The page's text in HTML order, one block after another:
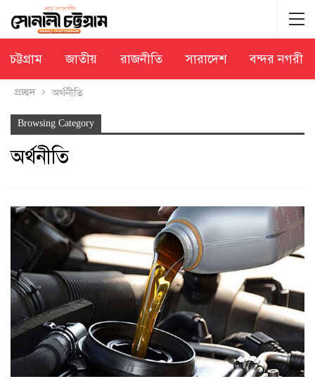
চট্টগ্রাম জাতীয় রাজনীতি সারাদেশ বন্দর নগরী
প্রচ্ছদ অর্থনীতি
Browsing Category
অর্থনীতি